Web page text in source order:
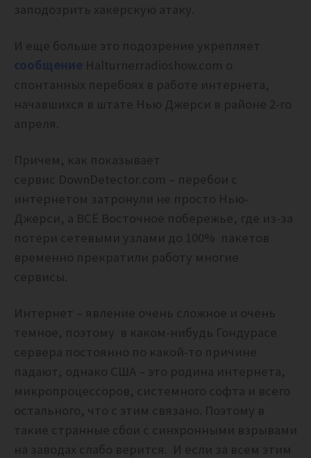
заподозрить хакерскую атаку.
И еще больше это подозрение укрепляет
сообщение Halturnerradioshow.com о
спонтанных перебоях в работе интернета,
начавшихся в штате Нью Джерси в районе 2-го
апреля.
Причем, как показывает
сервис DownDetector.com – перебои с
интернетом затронули не просто Нью-
Джерси, а ВСЁ Восточное побережье, где из-за
потери сетевыми узлами до 100% пакетов
временно прекратили работу многие
сервисы.
Интернет – явление очень сложное и очень
темное, поэтому в каком-нибудь Гондурасе
сервера постоянно по какой-то причине
падают, однако США – это родина интернета,
микропроцессоров, системного софта и всего
остального, что с этим связано. Поэтому в
такие странные сбои с синхронными взрывами
на заводах слабо верится. И если за всем этим